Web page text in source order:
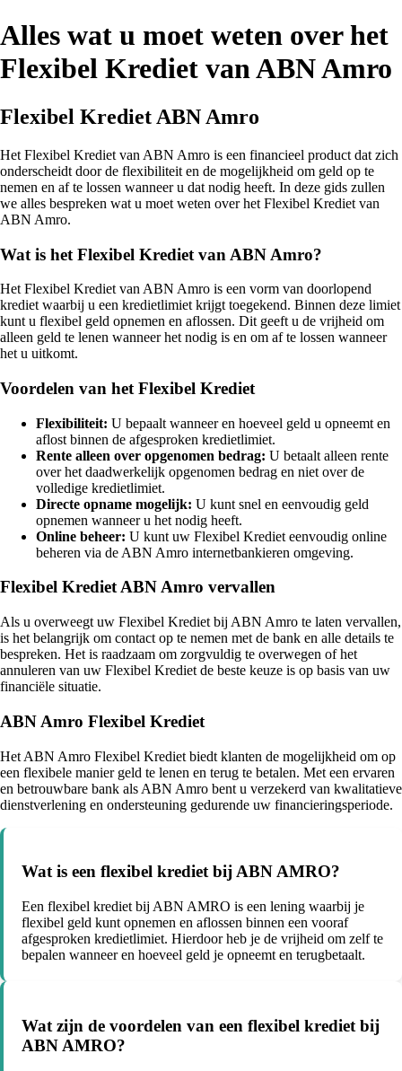
Alles wat u moet weten over het
Flexibel Krediet van ABN Amro
Flexibel Krediet ABN Amro
Het Flexibel Krediet van ABN Amro is een financieel product dat zich
onderscheidt door de flexibiliteit en de mogelijkheid om geld op te
nemen en af te lossen wanneer u dat nodig heeft. In deze gids zullen
we alles bespreken wat u moet weten over het Flexibel Krediet van
ABN Amro.
Wat is het Flexibel Krediet van ABN Amro?
Het Flexibel Krediet van ABN Amro is een vorm van doorlopend
krediet waarbij u een kredietlimiet krijgt toegekend. Binnen deze limiet
kunt u flexibel geld opnemen en aflossen. Dit geeft u de vrijheid om
alleen geld te lenen wanneer het nodig is en om af te lossen wanneer
het u uitkomt.
Voordelen van het Flexibel Krediet
Flexibiliteit: U bepaalt wanneer en hoeveel geld u opneemt en
aflost binnen de afgesproken kredietlimiet.
Rente alleen over opgenomen bedrag: U betaalt alleen rente
over het daadwerkelijk opgenomen bedrag en niet over de
volledige kredietlimiet.
Directe opname mogelijk: U kunt snel en eenvoudig geld
opnemen wanneer u het nodig heeft.
Online beheer: U kunt uw Flexibel Krediet eenvoudig online
beheren via de ABN Amro internetbankieren omgeving.
Flexibel Krediet ABN Amro vervallen
Als u overweegt uw Flexibel Krediet bij ABN Amro te laten vervallen,
is het belangrijk om contact op te nemen met de bank en alle details te
bespreken. Het is raadzaam om zorgvuldig te overwegen of het
annuleren van uw Flexibel Krediet de beste keuze is op basis van uw
financiële situatie.
ABN Amro Flexibel Krediet
Het ABN Amro Flexibel Krediet biedt klanten de mogelijkheid om op
een flexibele manier geld te lenen en terug te betalen. Met een ervaren
en betrouwbare bank als ABN Amro bent u verzekerd van kwalitatieve
dienstverlening en ondersteuning gedurende uw financieringsperiode.
Wat is een flexibel krediet bij ABN AMRO?
Een flexibel krediet bij ABN AMRO is een lening waarbij je
flexibel geld kunt opnemen en aflossen binnen een vooraf
afgesproken kredietlimiet. Hierdoor heb je de vrijheid om zelf te
bepalen wanneer en hoeveel geld je opneemt en terugbetaalt.
Wat zijn de voordelen van een flexibel krediet bij
ABN AMRO?